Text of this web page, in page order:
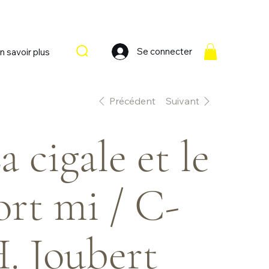
savoir plus Se connecter
Précédent Suivant
cigale et le
mi / C-
Joubert